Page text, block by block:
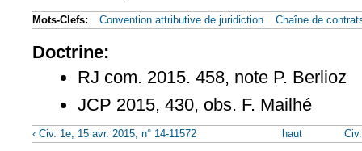
Mots-Clefs: Convention attributive de juridiction Chaîne de
Doctrine:
RJ com. 2015. 458, note P. Berlioz
JCP 2015, 430, obs. F. Mailhé
‹ Civ. 1e, 15 avr. 2015, n° 14-11572 haut